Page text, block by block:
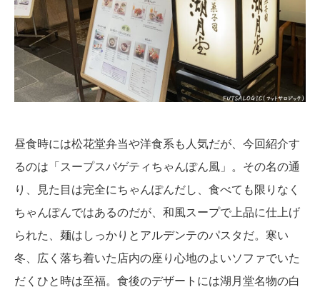
昼食時には松花堂弁当や洋食系も人気だが、今回紹介す
るのは「スープスパゲティちゃんぽん風」。その名の通
り、見た目は完全にちゃんぽんだし、食べても限りなく
ちゃんぽんではあるのだが、和風スープで上品に仕上げ
られた、麺はしっかりとアルデンテのパスタだ。寒い
冬、広く落ち着いた店内の座り心地のよいソファでいた
だくひと時は至福。食後のデザートには湖月堂名物の白